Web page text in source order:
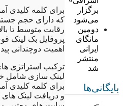
برگزار
می‌شود
دومین
مانگای
ایرانی
منتشر
شد
بایگانی‌ها
برای کلمه کلیدی
که دارای حجم
رقابت متوسط تا
پروفایل بک لینک
اهمیت دوچندانی
ترکیب استراتژی
لینک سازی شامل
برای کلمه کلیدی
و دریافت لینک های